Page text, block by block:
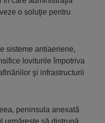
o soluţie pentru
sisteme antiaeriene,
loviturile împotriva
şi infrastructurii
peninsula anexată
urmăreşte să distrugă